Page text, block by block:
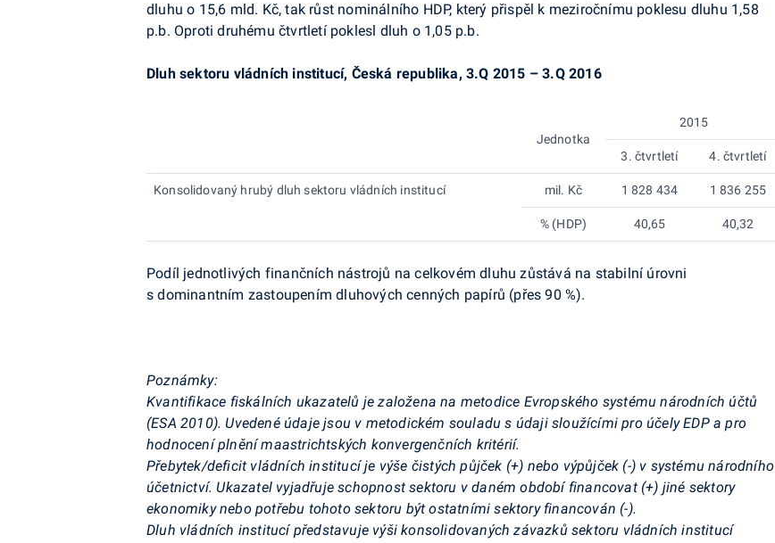
dluhu o 15,6 mld. Kč, tak růst nominálního HDP, který přispěl k meziročnímu poklesu dluhu 1,58
p.b. Oproti druhému čtvrtletí poklesl dluh o 1,05 p.b.
Dluh sektoru vládních institucí, Česká republika, 3.Q 2015 – 3.Q 2016
Jednotka
2015
3. čtvrtletí 4. čtvrtletí
Konsolidovaný hrubý dluh sektoru vládních institucí mil. Kč 1 828 434 1 836 255
% (HDP) 40,65 40,32
Podíl jednotlivých finančních nástrojů na celkovém dluhu zůstává na stabilní úrovni
s dominantním zastoupením dluhových cenných papírů (přes 90 %).
Poznámky:
Kvantifikace fiskálních ukazatelů je založena na metodice Evropského systému národních účtů
(ESA 2010). Uvedené údaje jsou v metodickém souladu s údaji sloužícími pro účely EDP a pro
hodnocení plnění maastrichtských konvergenčních kritérií.
Přebytek/deficit vládních institucí je výše čistých půjček (+) nebo výpůjček (-) v systému národního
účetnictví. Ukazatel vyjadřuje schopnost sektoru v daném období financovat (+) jiné sektory
ekonomiky nebo potřebu tohoto sektoru být ostatními sektory financován (-).
Dluh vládních institucí představuje výši konsolidovaných závazků sektoru vládních institucí